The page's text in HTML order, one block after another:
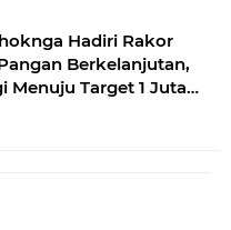
Hadiri Rakor
Berkelanjutan,
Menuju Target 1 Juta